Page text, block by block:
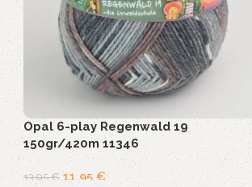
Opal 6-play Regenwald 19
150gr/420m 11346
13,95€ 11,95€